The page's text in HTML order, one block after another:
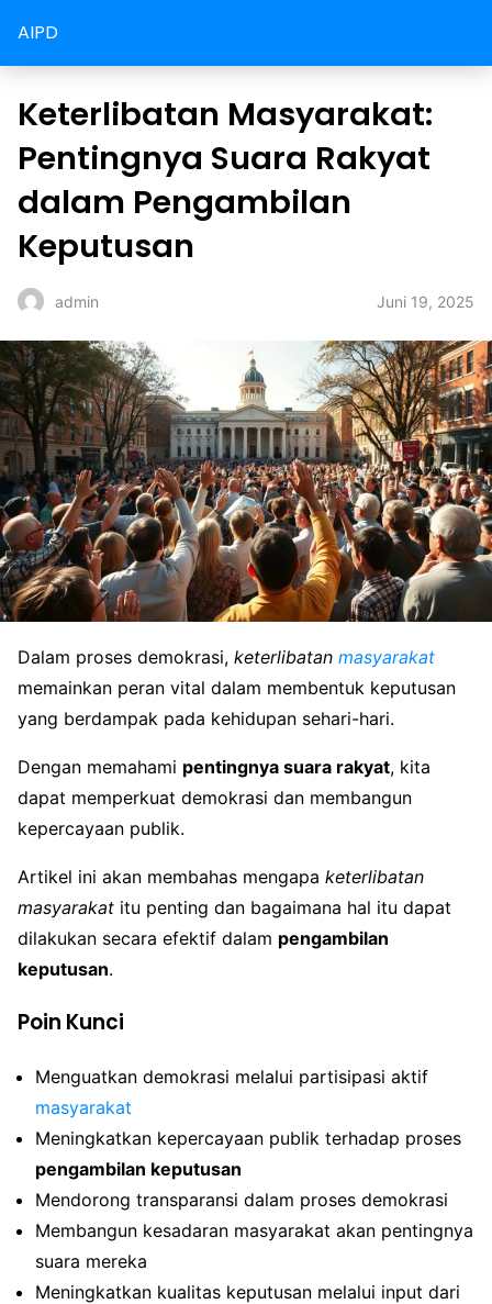
AIPD
Keterlibatan Masyarakat:
Pentingnya Suara Rakyat
dalam Pengambilan
Keputusan
admin Juni 19, 2025
Dalam proses demokrasi, keterlibatan masyarakat
memainkan peran vital dalam membentuk keputusan
yang berdampak pada kehidupan sehari-hari.
Dengan memahami pentingnya suara rakyat, kita
dapat memperkuat demokrasi dan membangun
kepercayaan publik.
Artikel ini akan membahas mengapa keterlibatan
masyarakat itu penting dan bagaimana hal itu dapat
dilakukan secara efektif dalam pengambilan
keputusan.
Poin Kunci
Menguatkan demokrasi melalui partisipasi aktif
masyarakat
Meningkatkan kepercayaan publik terhadap proses
pengambilan keputusan
Mendorong transparansi dalam proses demokrasi
Membangun kesadaran masyarakat akan pentingnya
suara mereka
Meningkatkan kualitas keputusan melalui input dari